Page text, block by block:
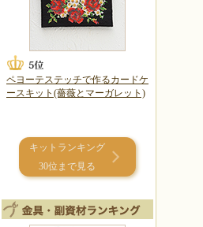
ペヨーテステッチで作るカードケ
ースキット(薔薇とマーガレット)
キットランキング
30位まで見る